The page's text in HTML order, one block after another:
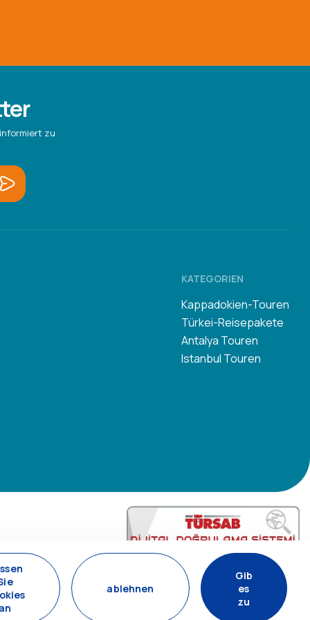
zu
KATEGORIEN
Kappadokien-Touren
Türkei-Reisepakete
Antalya Touren
Istanbul Touren
11200
Tavananna Travel - 11200
an
ablehnen
Gib
es
zu